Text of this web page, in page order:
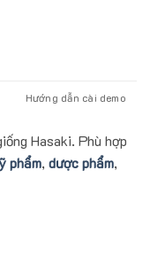
Hướng dẫn cài demo
Hasaki. Phù hợp
phẩm, dược phẩm,